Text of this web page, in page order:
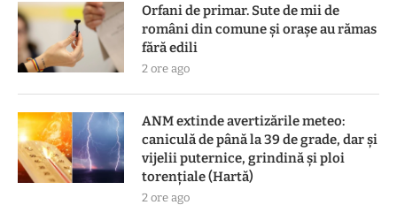
Orfani de primar. Sute de mii de
români din comune și orașe au rămas
fără edili
2 ore ago
ANM extinde avertizările meteo:
caniculă de până la 39 de grade, dar și
vijelii puternice, grindină și ploi
torențiale (Hartă)
2 ore ago